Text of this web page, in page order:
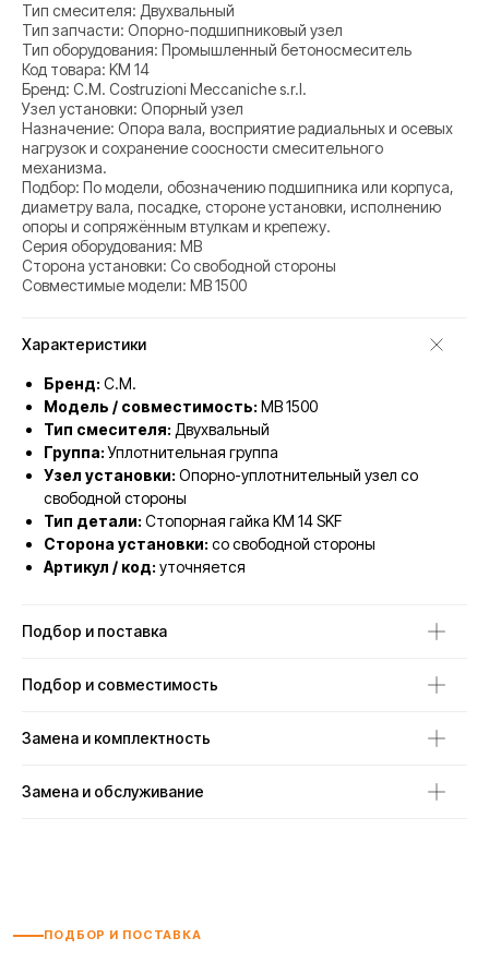
Тип смесителя: Двухвальный
Тип запчасти: Опорно-подшипниковый узел
Тип оборудования: Промышленный бетоносмеситель
Код товара: KM 14
Бренд: C.M. Costruzioni Meccaniche s.r.l.
Узел установки: Опорный узел
Назначение: Опора вала, восприятие радиальных и осевых
нагрузок и сохранение соосности смесительного
механизма.
Подбор: По модели, обозначению подшипника или корпуса,
диаметру вала, посадке, стороне установки, исполнению
опоры и сопряжённым втулкам и крепежу.
Серия оборудования: MB
Сторона установки: Со свободной стороны
Совместимые модели: MB 1500
Характеристики
Бренд: C.M.
Модель / совместимость: MB 1500
Тип смесителя: Двухвальный
Группа:Уплотнительная группа
Узел установки: Опорно-уплотнительный узел со
свободной стороны
Тип детали: Стопорная гайка KM 14 SKF
Сторона установки: со свободной стороны
Артикул / код: уточняется
Подбор и поставка
Подбор и совместимость
Замена и комплектность
Замена и обслуживание
ПОДБОР И ПОСТАВКА